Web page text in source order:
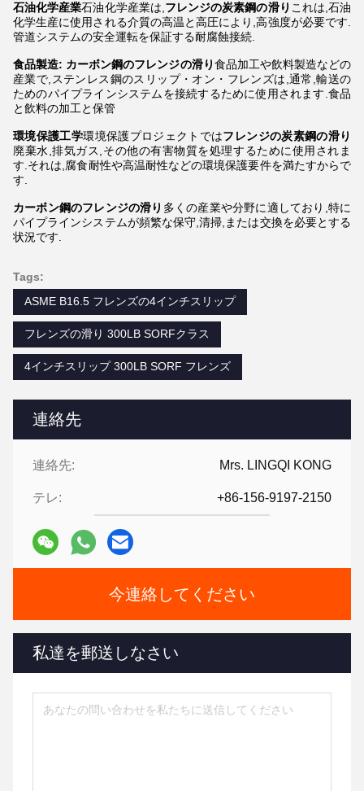
連絡先
連絡先: Mrs. LINGQI KONG
テレ: +86-156-9197-2150
今連絡してください
私達を郵送しなさい
石油化学産業石油化学産業は,フレンジの炭素鋼の滑り これは,石油
化学生産に使用される介質の高温と高圧により,高強度が必要です.
管道システムの安全運転を保証する耐腐蝕接続.
食品製造: カーボン鋼のフレンジの滑り食品加工や飲料製造などの
産業で,ステンレス鋼のスリップ・オン・フレンズは,通常,輸送の
ためのパイプラインシステムを接続するために使用されます.食品
と飲料の加工と保管
環境保護工学環境保護プロジェクトではフレンジの炭素鋼の滑り
廃棄水,排気ガス,その他の有害物質を処理するために使用されま
す.それは,腐食耐性や高温耐性などの環境保護要件を満たすからで
す.
カーボン鋼のフレンジの滑り 多くの産業や分野に適しており,特に
パイプラインシステムが頻繁な保守,清掃,または交換を必要とする
状況です.
Tags:
ASME B16.5 フレンズの4インチスリップ
フレンズの滑り 300LB SORFクラス
4インチスリップ 300LB SORF フレンズ